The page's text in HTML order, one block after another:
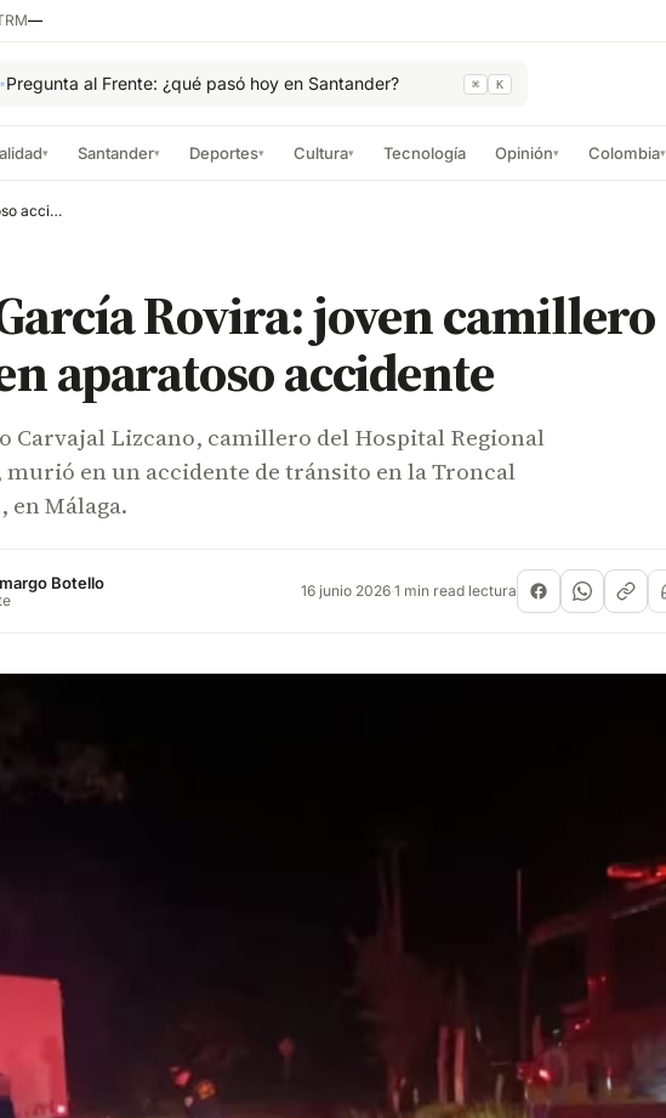
—
Pregunta al Frente: ¿qué pasó hoy en Santander? ⌘ K
▾ Santander▾ Deportes▾ Cultura▾ Tecnología Opinión▾ Colombia▾
Luto en García Rovira: joven camillero falleció en aparatoso accidente
Rovira: joven camillero
aparatoso accidente
Carvajal Lizcano, camillero del Hospital Regional
murió en un accidente de tránsito en la Troncal
en Málaga.
Botello 16 junio 2026·1 min read lectura